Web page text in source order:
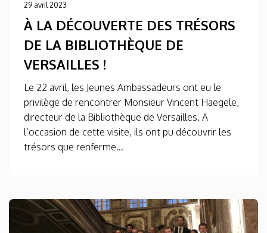
29 avril 2023
À LA DÉCOUVERTE DES TRÉSORS
DE LA BIBLIOTHÈQUE DE
VERSAILLES !
Le 22 avril, les Jeunes Ambassadeurs ont eu le
privilège de rencontrer Monsieur Vincent Haegele,
directeur de la Bibliothèque de Versailles. A
l’occasion de cette visite, ils ont pu découvrir les
trésors que renferme...